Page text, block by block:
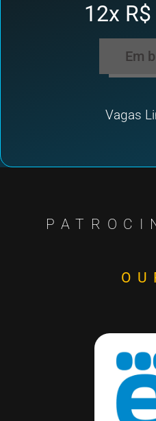
12x
Em
Vagas